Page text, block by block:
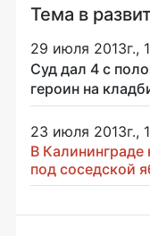
Тема в
29 июля 2013г.,
Суд дал 4 с
героин на
23 июля 2013г.,
В Калининграде
под соседской